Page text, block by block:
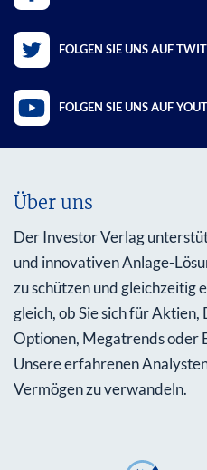
FOLGEN SIE UNS AUF
FOLGEN SIE UNS AUF
Über uns
Der Investor Verlag
und innovativen Anlage-
zu schützen und gleichzeitig
gleich, ob Sie sich für
Optionen, Megatrends oder
Unsere erfahrenen
Vermögen zu verwandeln.